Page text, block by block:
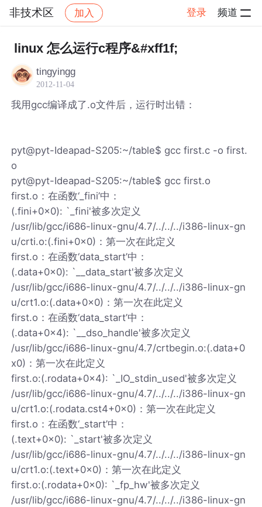
非技术区 加入 登录 频道
社区 非技术区 帖子详情
linux 怎么运行c程序&#xff1f;
tingyingg
2012-11-04
我用gcc编译成了.o文件后，运行时出错：
pyt@pyt-Ideapad-S205:~/table$ gcc first.c -o first.
o
pyt@pyt-Ideapad-S205:~/table$ gcc first.o
first.o：在函数‘_fini’中：
(.fini+0x0): `_fini'被多次定义
/usr/lib/gcc/i686-linux-gnu/4.7/../../../i386-linux-gn
u/crti.o:(.fini+0x0)：第一次在此定义
first.o：在函数‘data_start’中：
(.data+0x0): `__data_start'被多次定义
/usr/lib/gcc/i686-linux-gnu/4.7/../../../i386-linux-gn
u/crt1.o:(.data+0x0)：第一次在此定义
first.o：在函数‘data_start’中：
(.data+0x4): `__dso_handle'被多次定义
/usr/lib/gcc/i686-linux-gnu/4.7/crtbegin.o:(.data+0
x0)：第一次在此定义
first.o:(.rodata+0x4): `_IO_stdin_used'被多次定义
/usr/lib/gcc/i686-linux-gnu/4.7/../../../i386-linux-gn
u/crt1.o:(.rodata.cst4+0x0)：第一次在此定义
first.o：在函数‘_start’中：
(.text+0x0): `_start'被多次定义
/usr/lib/gcc/i686-linux-gnu/4.7/../../../i386-linux-gn
u/crt1.o:(.text+0x0)：第一次在此定义
first.o:(.rodata+0x0): `_fp_hw'被多次定义
/usr/lib/gcc/i686-linux-gnu/4.7/../../../i386-linux-gn